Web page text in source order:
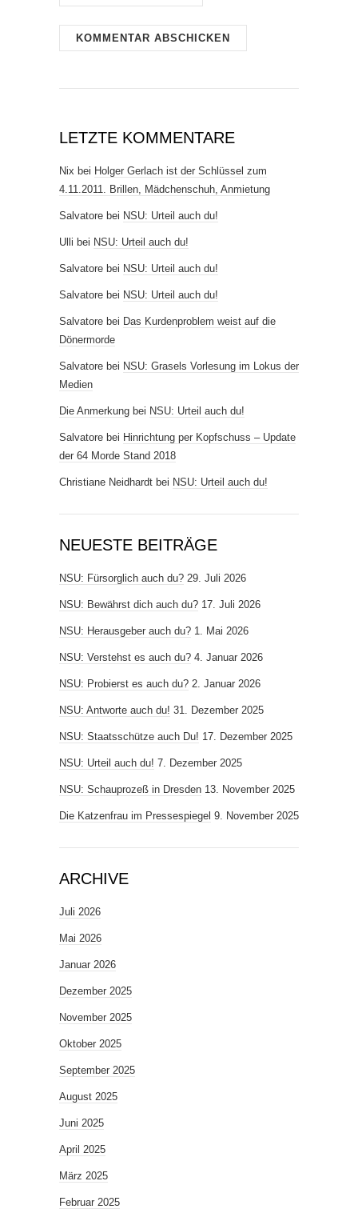
LETZTE KOMMENTARE
Nix bei Holger Gerlach ist der Schlüssel zum
4.11.2011. Brillen, Mädchenschuh, Anmietung
Salvatore bei NSU: Urteil auch du!
Ulli bei NSU: Urteil auch du!
Salvatore bei NSU: Urteil auch du!
Salvatore bei NSU: Urteil auch du!
Salvatore bei Das Kurdenproblem weist auf die
Dönermorde
Salvatore bei NSU: Grasels Vorlesung im Lokus der
Medien
Die Anmerkung bei NSU: Urteil auch du!
Salvatore bei Hinrichtung per Kopfschuss – Update
der 64 Morde Stand 2018
Christiane Neidhardt bei NSU: Urteil auch du!
NEUESTE BEITRÄGE
NSU: Fürsorglich auch du? 29. Juli 2026
NSU: Bewährst dich auch du? 17. Juli 2026
NSU: Herausgeber auch du? 1. Mai 2026
NSU: Verstehst es auch du? 4. Januar 2026
NSU: Probierst es auch du? 2. Januar 2026
NSU: Antworte auch du! 31. Dezember 2025
NSU: Staatsschütze auch Du! 17. Dezember 2025
NSU: Urteil auch du! 7. Dezember 2025
NSU: Schauprozeß in Dresden 13. November 2025
Die Katzenfrau im Pressespiegel 9. November 2025
ARCHIVE
Juli 2026
Mai 2026
Januar 2026
Dezember 2025
November 2025
Oktober 2025
September 2025
August 2025
Juni 2025
April 2025
März 2025
Februar 2025